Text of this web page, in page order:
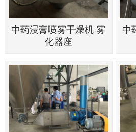
中药浸膏喷雾干燥机 雾
化器座
中